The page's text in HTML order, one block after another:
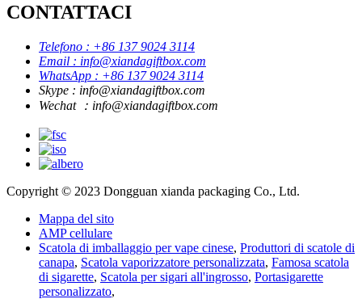
CONTATTACI
Telefono : +86 137 9024 3114
Email : info@xiandagiftbox.com
WhatsApp : +86 137 9024 3114
Skype : info@xiandagiftbox.com
Wechat ：info@xiandagiftbox.com
Copyright © 2023 Dongguan xianda packaging Co., Ltd.
Mappa del sito
AMP cellulare
Scatola di imballaggio per vape cinese, Produttori di scatole di
canapa, Scatola vaporizzatore personalizzata, Famosa scatola
di sigarette, Scatola per sigari all'ingrosso, Portasigarette
personalizzato,